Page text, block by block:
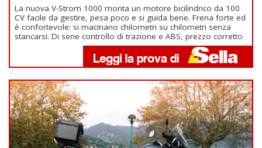
La nuova V-Strom 1000 monta un motore bicilindrico da 100
CV facile da gestire, pesa poco e si guida bene. Frena forte ed
è confortevole: si macinano chilometri su chilometri senza
stancarsi. Di serie controllo di trazione e ABS, prezzo corretto